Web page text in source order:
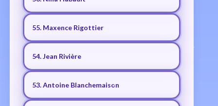
55. Maxence Rigottier
54. Jean Rivière
53. Antoine Blanchemaison